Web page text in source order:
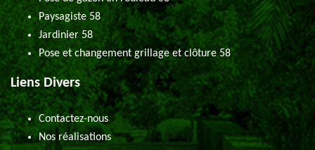
Paysagiste 58
Jardinier 58
Pose et changement grillage et clôture 58
Liens Divers
Contactez-nous
Nos réalisations